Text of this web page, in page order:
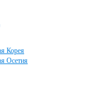
Корея
Осетия